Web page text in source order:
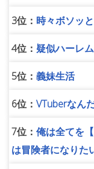
3位： 時々ボソッ
4位： 疑似ハーレム
5位： 義妹生活
6位： VTuberなん
7位： 俺は全てを
は冒険者になりた